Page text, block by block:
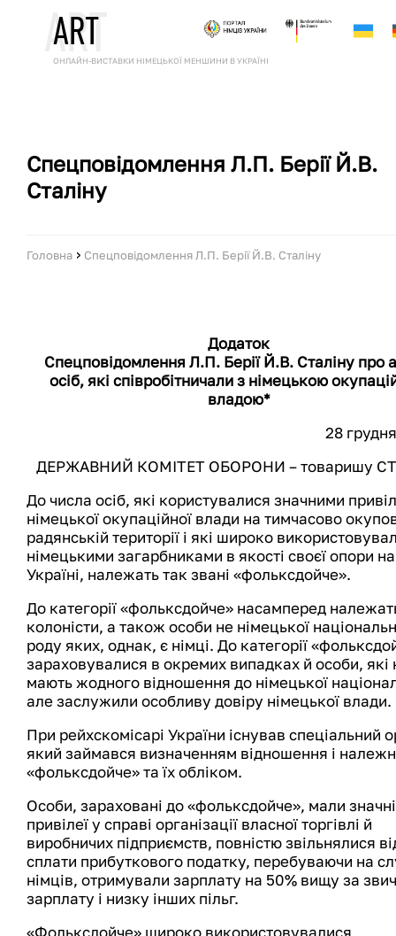
ART
ART
ОНЛАЙН-ВИСТАВКИ НІМЕЦЬКОЇ МЕНШИНИ В УКРАЇНІ
Спецповідомлення Л.П. Берії Й.В.
Сталіну
Головна › Спецповідомлення Л.П. Берії Й.В. Сталіну
Додаток
Спецповідомлення Л.П. Берії Й.В. Сталіну про
осіб, які співробітничали з німецькою
владою*
28
ДЕРЖАВНИЙ КОМІТЕТ ОБОРОНИ – товаришу
До числа осіб, які користувалися значними
німецької окупаційної влади на тимчасово
радянській території і які широко
німецькими загарбниками в якості своєї опори на
Україні, належать так звані «фольксдойче».
До категорії «фольксдойче» насамперед
колоністи, а також особи не німецької
роду яких, однак, є німці. До категорії
зараховувалися в окремих випадках й особи, які
мають жодного відношення до німецької
але заслужили особливу довіру німецької влади.
При рейхскомісарі України існував спеціальний
який займався визначенням відношення і
«фольксдойче» та їх обліком.
Особи, зараховані до «фольксдойче», мали значні
привілеї у справі організації власної торгівлі й
виробничих підприємств, повністю звільнялися
сплати прибуткового податку, перебуваючи на
німців, отримували зарплату на 50% вищу за
зарплату і низку інших пільг.
«Фольксдойче» широко використовувалися